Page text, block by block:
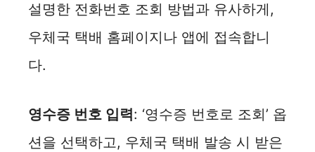
설명한 전화번호 조회 방법과 유사하게,
우체국 택배 홈페이지나 앱에 접속합니
다.
영수증 번호 입력: ‘영수증 번호로 조회’ 옵
션을 선택하고, 우체국 택배 발송 시 받은